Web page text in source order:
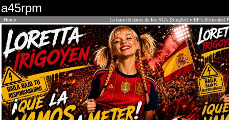
a45rpm
Home La base de datos de los SG's (Singles) y EP's (Extended